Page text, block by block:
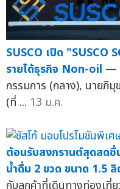
SUSCO เปิด "SUSCO
รายได้ธุรกิจ Non-oil —
กรรมการ (กลาง), นายภิมุ
(ที่ ... 13 ม.ค.
ต้อนรับสงกรานต์สุดสดชื่
น้ำดื่ม 2 ขวด ขนาด 1.5
กับลูกค้าที่เดินทางท่องเที่